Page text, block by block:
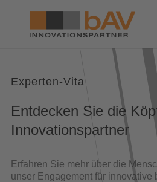
Experten-Vita
Entdecken Sie die
Innovationspartner
Erfahren Sie mehr über die
unser Engagement für innovative